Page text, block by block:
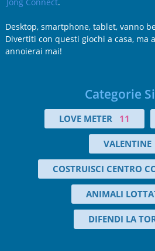
Desktop, smartphone, tablet, vanno
Divertiti con questi giochi a casa, ma
annoierai mai!
Categorie
LOVE METER 11
VALENTINE
COSTRUISCI CENTRO
ANIMALI
DIFENDI LA